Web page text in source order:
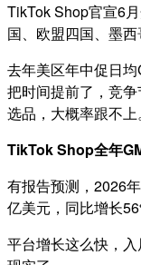
TikTok Shop官宣6
国、欧盟四国、墨西
去年美区年中促日
把时间提前了，竞
选品，大概率跟不上。
TikTok Shop全年
有报告预测，2026
亿美元，同比增长
平台增长这么快，